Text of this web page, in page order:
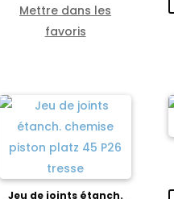
Mettre dans les
favoris
Jeu de joints étanch.